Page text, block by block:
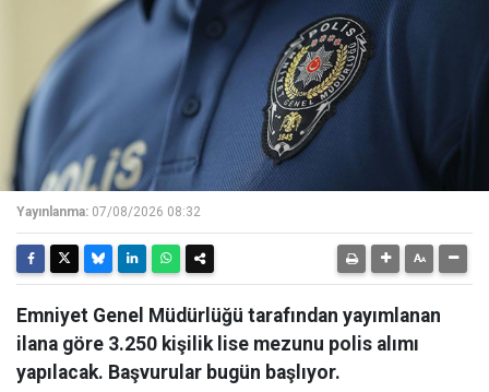
Yayınlanma: 07/08/2026 08:32
Emniyet Genel Müdürlüğü tarafından yayımlanan
ilana göre 3.250 kişilik lise mezunu polis alımı
yapılacak. Başvurular bugün başlıyor.